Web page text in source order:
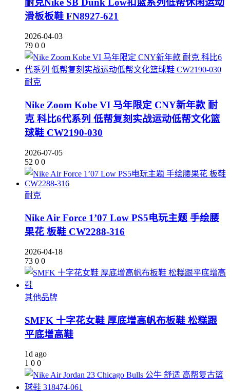
耐克Nike SB Dunk Low扣篮系列低帮休闲运动
滑板板鞋 FN8927-621
2026-04-03
79 0 0
耐克
Nike Zoom Kobe VI 马年限定 CNY新年款 耐
克 科比6代系列 低帮复刻实战运动低帮文化篮
球鞋 CW2190-030
2026-07-05
52 0 0
耐克
Nike Air Force 1’07 Low PS5电玩主题 手绘腰
果花 板鞋 CW2288-316
2026-04-18
73 0 0
其他品牌
SMFK 十字花女鞋 厚底增高帆布板鞋 松糕跟
平底增高鞋
1d ago
1 0 0